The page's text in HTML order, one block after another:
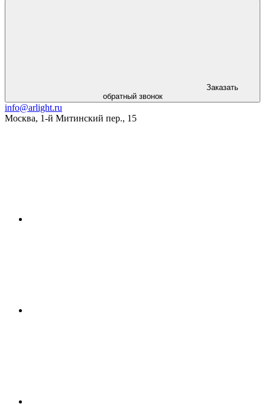
Заказать
обратный звонок
info@arlight.ru
Москва, 1-й Митинский пер., 15